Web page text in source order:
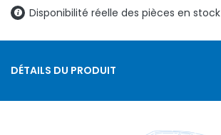
Disponibilité réelle des pièces en stock
DÉTAILS DU PRODUIT